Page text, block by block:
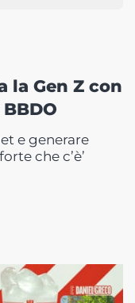
la Gen Z con
e generare
che c’è’